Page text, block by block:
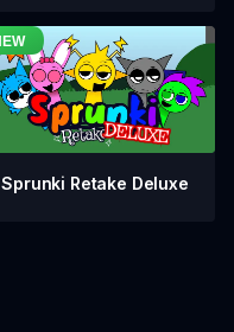
Sprunki Retake Deluxe